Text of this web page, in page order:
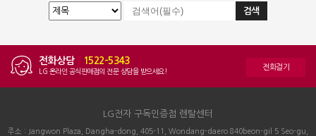
전화상담 1522-5343
LG 온라인 공식판매점의 전문 상담을 받으세요! 전화걸기
LG전자 구독인증점 렌탈센터
주소 : Jangwon Plaza, Dangha-dong, 405-11, Wondang-daero 840beon-gil 5 Seo-gu,